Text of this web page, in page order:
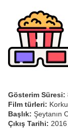
Gösterim Süresi:
Film türleri:
Başlık: Şeytanın
Çıkış Tarihi: 2016